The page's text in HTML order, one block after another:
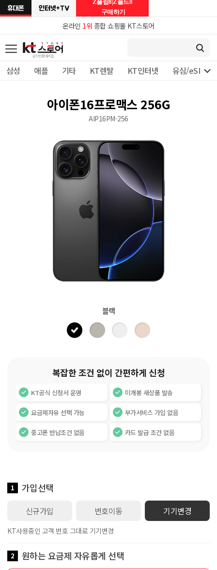
온라인 1위 종합 쇼핑몰 KT스토어
삼성 애플 기타 KT렌탈 KT인터넷 유심/eSIM 개

Z플립8|Z폴드8
구매하기
아이폰16프로맥스 256G
AIP16PM-256
블랙
복잡한 조건 없이 간편하게 신청
KT공식 신청서 운영 미개봉 새상품 발송
요금제자유 선택 가능 부가서비스 가입 없음
중고폰 반납조건 없음 카드 발급 조건 없음
1 가입선택
신규가입 번호이동 기기변경
KT사용중인 고객 번호 그대로 기기변경
2 원하는 요금제 자유롭게 선택